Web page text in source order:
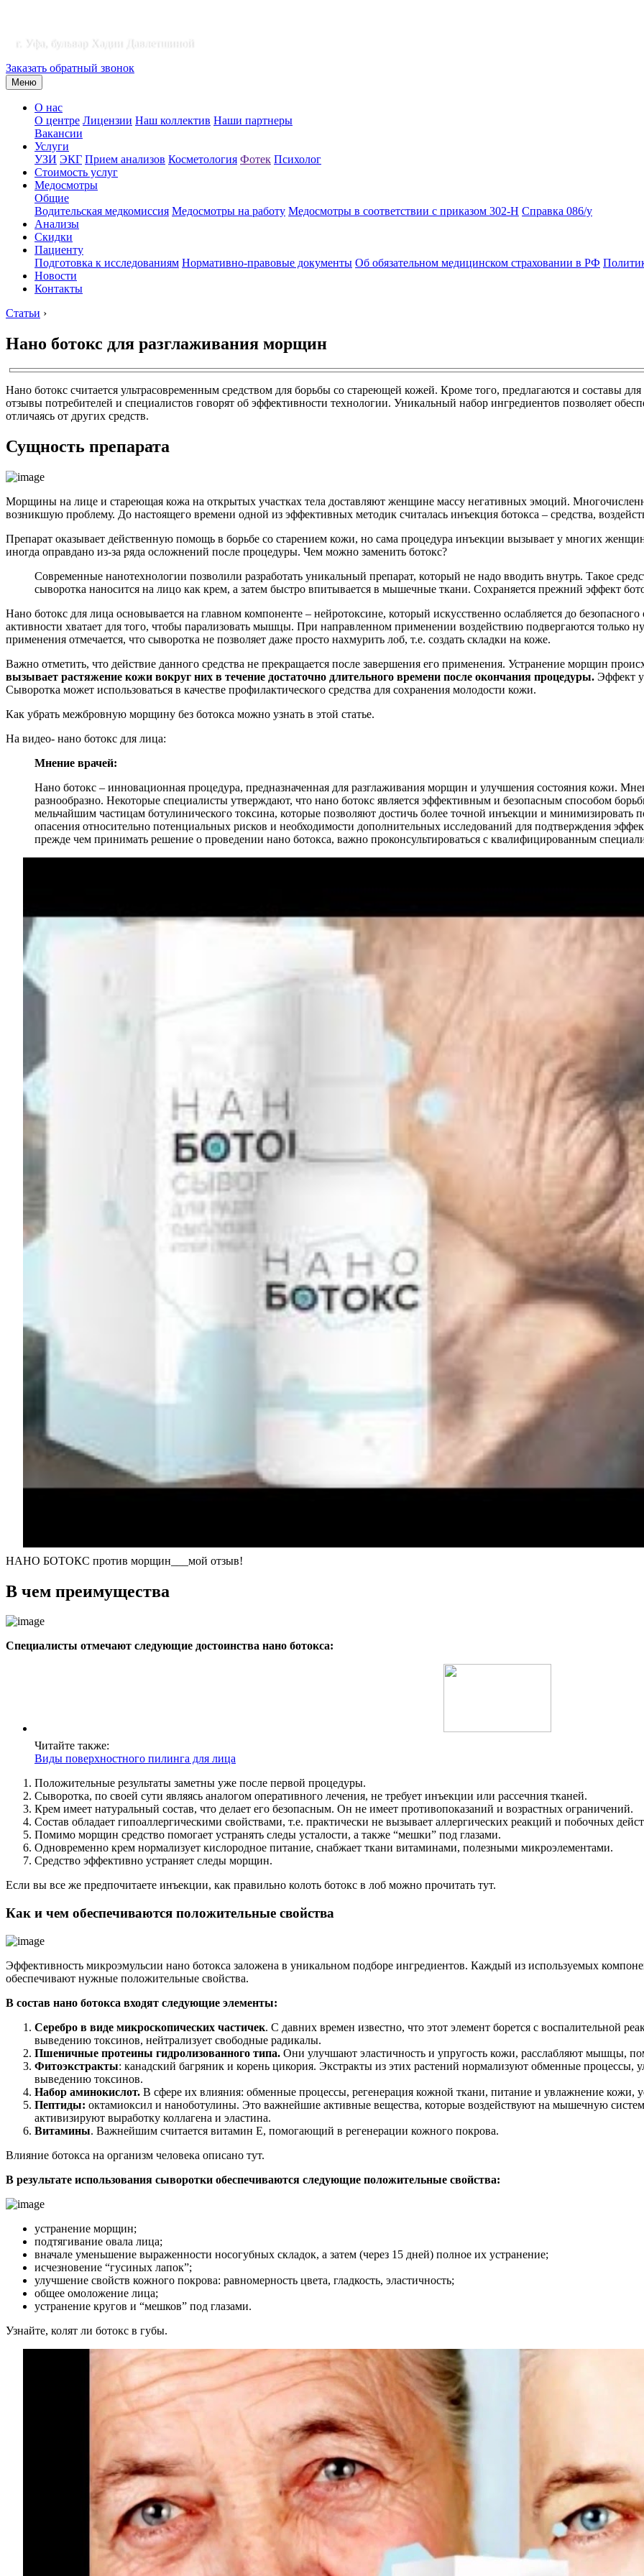
г. Уфа, бульвар Хадии Давлетшиной
Заказать обратный звонок
Меню
О нас
О центре Лицензии Наш коллектив Наши партнеры
Вакансии
Услуги
УЗИ ЭКГ Прием анализов Косметология Фотек Психолог
Стоимость услуг
Медосмотры
Общие
Водительская медкомиссия Медосмотры на работу Медосмотры в соответствии с приказом 302-Н Справка 086/у
Анализы
Скидки
Пациенту
Подготовка к исследованиям Нормативно-правовые документы Об обязательном медицинском страховании в РФ
Новости
Контакты
Статьи ›
Нано ботокс для разглаживания морщин
Нано ботокс считается ультрасовременным средством для борьбы со стареющей кожей. Кроме того, предлагаются и составы
отзывы потребителей и специалистов говорят об эффективности технологии. Уникальный набор ингредиентов позволяет
отличаясь от других средств.
Сущность препарата
Морщины на лице и стареющая кожа на открытых участках тела доставляют женщине массу негативных эмоций.
возникшую проблему. До настоящего времени одной из эффективных методик считалась инъекция ботокса – средства,
Препарат оказывает действенную помощь в борьбе со старением кожи, но сама процедура инъекции вызывает у многих
иногда оправдано из-за ряда осложнений после процедуры. Чем можно заменить ботокс?
Современные нанотехнологии позволили разработать уникальный препарат, который не надо вводить внутрь. Такое
сыворотка наносится на лицо как крем, а затем быстро впитывается в мышечные ткани. Сохраняется прежний эффект
Нано ботокс для лица основывается на главном компоненте – нейротоксине, который искусственно ослабляется до
активности хватает для того, чтобы парализовать мышцы. При направленном применении воздействию подвергаются
применения отмечается, что сыворотка не позволяет даже просто нахмурить лоб, т.е. создать складки на коже.
Важно отметить, что действие данного средства не прекращается после завершения его применения. Устранение морщин
вызывает растяжение кожи вокруг них в течение достаточно длительного времени после окончания процедуры. Эффект
Сыворотка может использоваться в качестве профилактического средства для сохранения молодости кожи.
Как убрать межбровную морщину без ботокса можно узнать в этой статье.
На видео- нано ботокс для лица:
Мнение врачей:
Нано ботокс – инновационная процедура, предназначенная для разглаживания морщин и улучшения состояния кожи.
разнообразно. Некоторые специалисты утверждают, что нано ботокс является эффективным и безопасным способом
мельчайшим частицам ботулинического токсина, которые позволяют достичь более точной инъекции и
опасения относительно потенциальных рисков и необходимости дополнительных исследований для подтверждения
прежде чем принимать решение о проведении нано ботокса, важно проконсультироваться с квалифицированным
НАНО БОТОКС против морщин___мой отзыв!
В чем преимущества
Специалисты отмечают следующие достоинства нано ботокса:
Читайте также:
Виды поверхностного пилинга для лица
Положительные результаты заметны уже после первой процедуры.
Сыворотка, по своей сути являясь аналогом оперативного лечения, не требует инъекции или рассечния тканей.
Крем имеет натуральный состав, что делает его безопасным. Он не имеет противопоказаний и возрастных ограничений.
Состав обладает гипоаллергическими свойствами, т.е. практически не вызывает аллергических реакций и побочных
Помимо морщин средство помогает устранять следы усталости, а также “мешки” под глазами.
Одновременно крем нормализует кислородное питание, снабжает ткани витаминами, полезными микроэлементами.
Средство эффективно устраняет следы морщин.
Если вы все же предпочитаете инъекции, как правильно колоть ботокс в лоб можно прочитать тут.
Как и чем обеспечиваются положительные свойства
Эффективность микроэмульсии нано ботокса заложена в уникальном подборе ингредиентов. Каждый из используемых
обеспечивают нужные положительные свойства.
В состав нано ботокса входят следующие элементы:
Серебро в виде микроскопических частичек. С давних времен известно, что этот элемент борется с воспалительной
выведению токсинов, нейтрализует свободные радикалы.
Пшеничные протеины гидролизованного типа. Они улучшают эластичность и упругость кожи, расслабляют мышцы,
Фитоэкстракты: канадский багряник и корень цикория. Экстракты из этих растений нормализуют обменные процессы,
выведению токсинов.
Набор аминокислот. В сфере их влияния: обменные процессы, регенерация кожной ткани, питание и увлажнение кожи,
Пептиды: октамиоксил и наноботулины. Это важнейшие активные вещества, которые воздействуют на мышечную
активизируют выработку коллагена и эластина.
Витамины. Важнейшим считается витамин Е, помогающий в регенерации кожного покрова.
Влияние ботокса на организм человека описано тут.
В результате использования сыворотки обеспечиваются следующие положительные свойства:
устранение морщин;
подтягивание овала лица;
вначале уменьшение выраженности носогубных складок, а затем (через 15 дней) полное их устранение;
исчезновение “гусиных лапок”;
улучшение свойств кожного покрова: равномерность цвета, гладкость, эластичность;
общее омоложение лица;
устранение кругов и “мешков” под глазами.
Узнайте, колят ли ботокс в губы.